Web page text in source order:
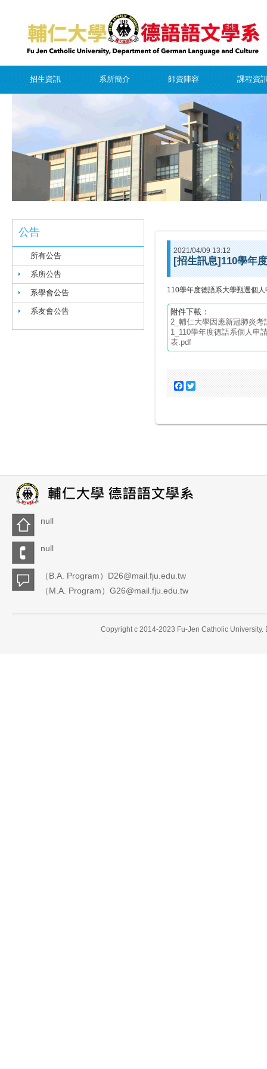
招生資訊 系所簡介 師資陣容 課程資
公告
所有公告
系所公告
系學會公告
系友會公告
2021/04/09 13:12
[招生訊息]110學年
110學年度德語系大學甄選個
附件下載：
2_輔仁大學因應新冠肺炎
1_110學年度德語系個人申
表.pdf
Facebook
null
null
（B.A. Program）D26@mail.fju.edu.tw
（M.A. Program）G26@mail.fju.edu.tw
Copyright c 2014-2023 Fu-Jen Catholic